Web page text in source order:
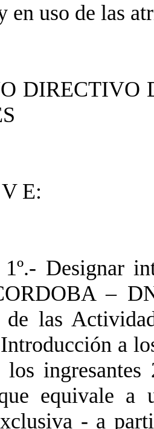
en uso de las
E:
Designar
–
de las
a
los
equivale a
- a